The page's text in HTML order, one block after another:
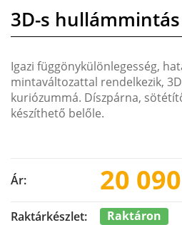
3D-s
Igazi függönykülönlegesség,
mintaváltozattal rendelkezik,
kuriózummá. Díszpárna,
készíthető belőle.
Ár: 20 090
Raktárkészlet: Raktáron